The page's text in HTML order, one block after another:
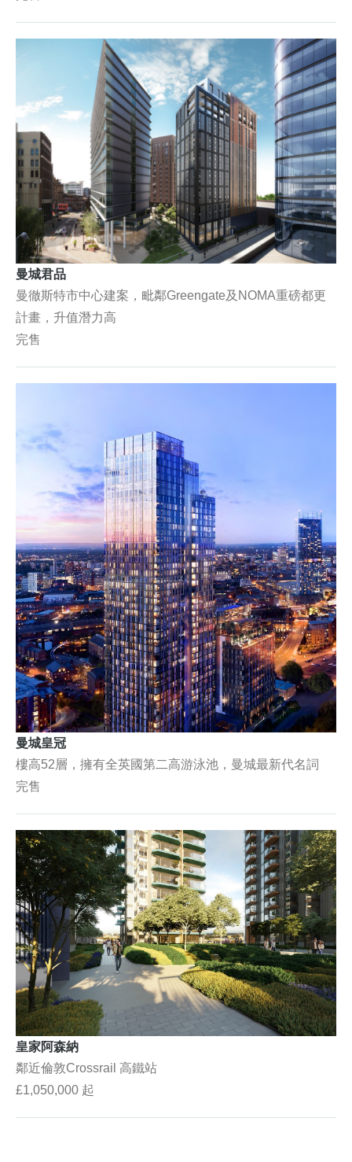
曼城君品
曼徹斯特市中心建案，毗鄰Greengate及NOMA重磅都更
計畫，升值潛力高
完售
曼城皇冠
樓高52層，擁有全英國第二高游泳池，曼城最新代名詞
完售
皇家阿森納
鄰近倫敦Crossrail 高鐵站
£1,050,000 起